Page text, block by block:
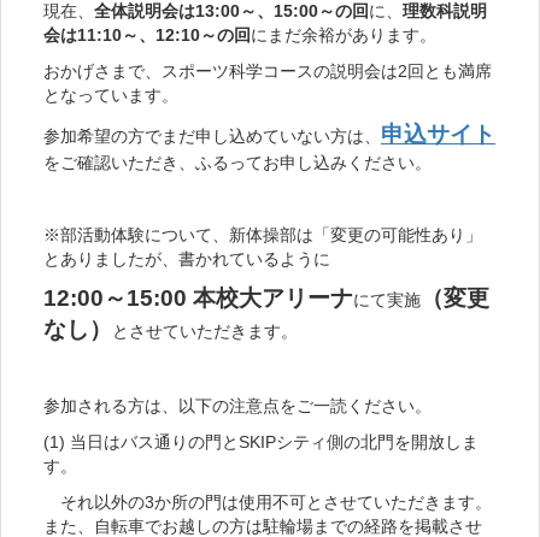
現在、 全体説明会は13:00～、15:00～の回に、 理数科説明
会は11:10～、12:10～の回にまだ余裕があります。
おかげさまで、スポーツ科学コースの説明会は2回とも満席
となっています。
参加希望の方でまだ申し込めていない方は、 申込サイト
をご確認いただき、ふるってお申し込みください。
※部活動体験について、新体操部は「変更の可能性あり」
とありましたが、書かれているように
12:00～15:00 本校大アリーナにて実施
（変更
なし）
とさせていただきます。
参加される方は、以下の注意点をご一読ください。
(1) 当日はバス通りの門とSKIPシティ側の北門を開放しま
す。
それ以外の3か所の門は使用不可とさせていただきます。
また、自転車でお越しの方は駐輪場までの経路を掲載させ